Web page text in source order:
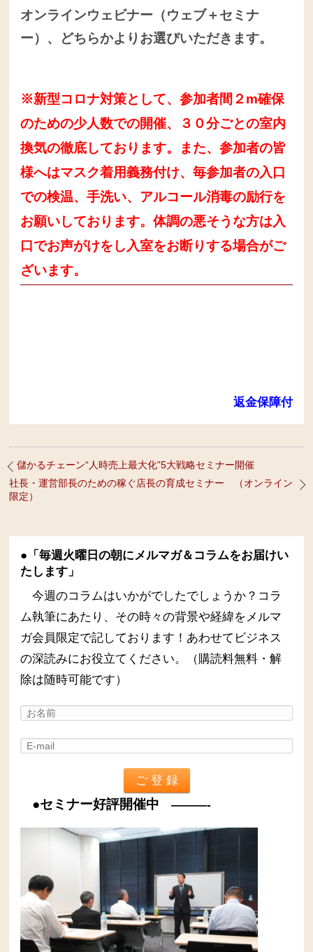
オンラインウェビナー（ウェブ＋セミナ
ー）、どちらかよりお選びいただきます。
※新型コロナ対策として、参加者間２m確保
のための少人数での開催、３０分ごとの室内
換気の徹底しております。また、参加者の皆
様へはマスク着用義務付け、毎参加者の入口
での検温、手洗い、アルコール消毒の励行を
お願いしております。体調の悪そうな方は入
口でお声がけをし入室をお断りする場合がご
ざいます。
返金保障付
儲かるチェーン“人時売上最大化”5大戦略セミナー開催
社長・運営部長のための稼ぐ店長の育成セミナー （オンライン
限定）
●「毎週火曜日の朝にメルマガ＆コラムをお届けい
たします」
今週のコラムはいかがでしたでしょうか？コラ
ム執筆にあたり、その時々の背景や経緯をメルマ
ガ会員限定で記しております！あわせてビジネス
の深読みにお役立てください。（購読料無料・解
除は随時可能です）
●セミナー好評開催中 ———-